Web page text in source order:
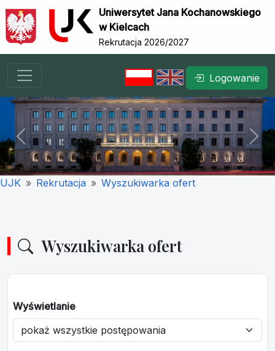
Uniwersytet Jana Kochanowskiego
w Kielcach
Rekrutacja 2026/2027
Logowanie
Previous Next
UJK Rekrutacja Wyszukiwarka ofert
Wyszukiwarka ofert
Wyświetlanie